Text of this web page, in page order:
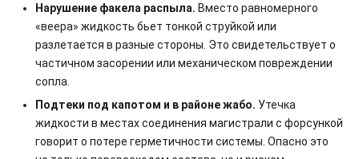
Нарушение факела распыла. Вместо равномерного
«веера» жидкость бьет тонкой струйкой или
разлетается в разные стороны. Это свидетельствует о
частичном засорении или механическом повреждении
сопла.
Подтеки под капотом и в районе жабо. Утечка
жидкости в местах соединения магистрали с форсункой
говорит о потере герметичности системы. Опасно это